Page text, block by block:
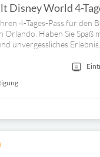
Disney World 4-
4-Tages-Pass für den
Orlando. Haben Sie Spaß
unvergessliches Erlebnis.